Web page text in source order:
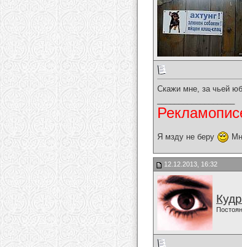
Скажи мне, за чьей
Я мзду не беру
12.12.2013, 16:32